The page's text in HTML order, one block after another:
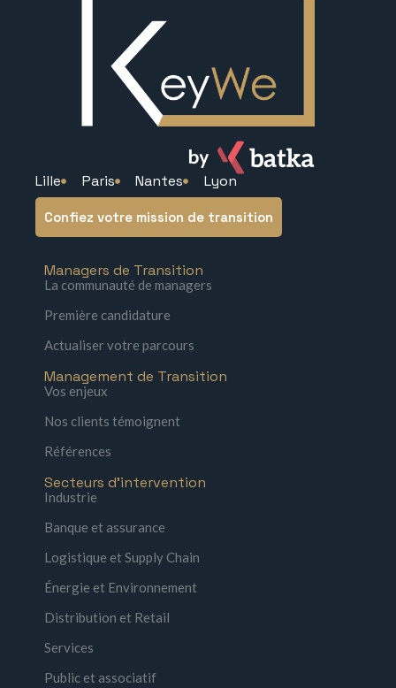
Lille Paris Nantes Lyon
Confiez votre mission de transition
Managers de Transition
La communauté de managers
Première candidature
Actualiser votre parcours
Management de Transition
Vos enjeux
Nos clients témoignent
Références
Secteurs d'intervention
Industrie
Banque et assurance
Logistique et Supply Chain
Énergie et Environnement
Distribution et Retail
Services
Public et associatif